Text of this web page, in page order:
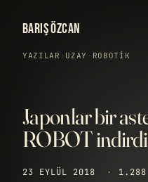
BARIŞ ÖZCAN
YAZILAR › UZAY · ROBOTIK
Japonlar bir
ROBOT
23 EYLÜL 2018 · 1.288